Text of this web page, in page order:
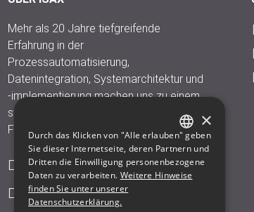
Mehr als 20 Jahre tiefgreifende
Erfahrung in der
Prozessautomatisierung,
Datenintegration, Systemarchitektur und
-implementierung machen uns zu einem
starken Partner in der diskreten
Fertigung und der Prozessindustrie.
Weinbergstr. 15 • 01129 Dresden
+49.351.847150
GERMAN
ENGLISH
×
Durch das Klicken von "Alle erlauben" geben
Sie dieser Internetseite, deren Partnern und
Dritten die Einwilligung personenbezogene
Daten zu verarbeiten. Weitere Hinweise
finden Sie unter unserer
Datenschutzerklärung.